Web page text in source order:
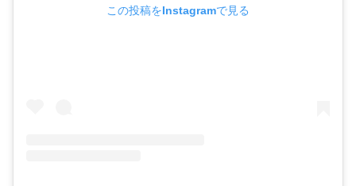
この投稿をInstagramで見る